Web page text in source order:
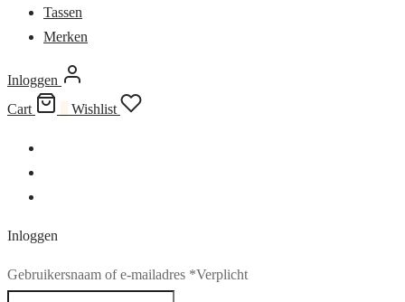
Tassen
Merken
Inloggen
Cart
Wishlist
Inloggen
Gebruikersnaam of e-mailadres *Verplicht